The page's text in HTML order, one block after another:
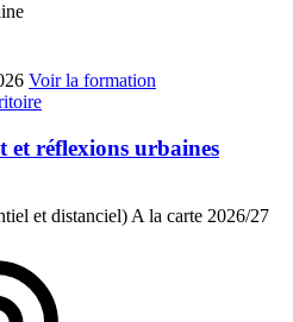
Voir la formation
et réflexions urbaines
et distanciel) A la carte 2026/27